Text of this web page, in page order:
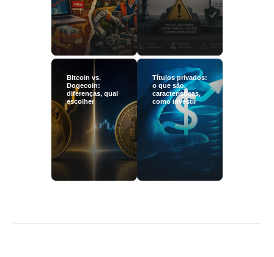
Bitcoin vs.
Dogecoin:
diferenças, qual
escolher
Títulos privados:
o que são,
características,
como investir